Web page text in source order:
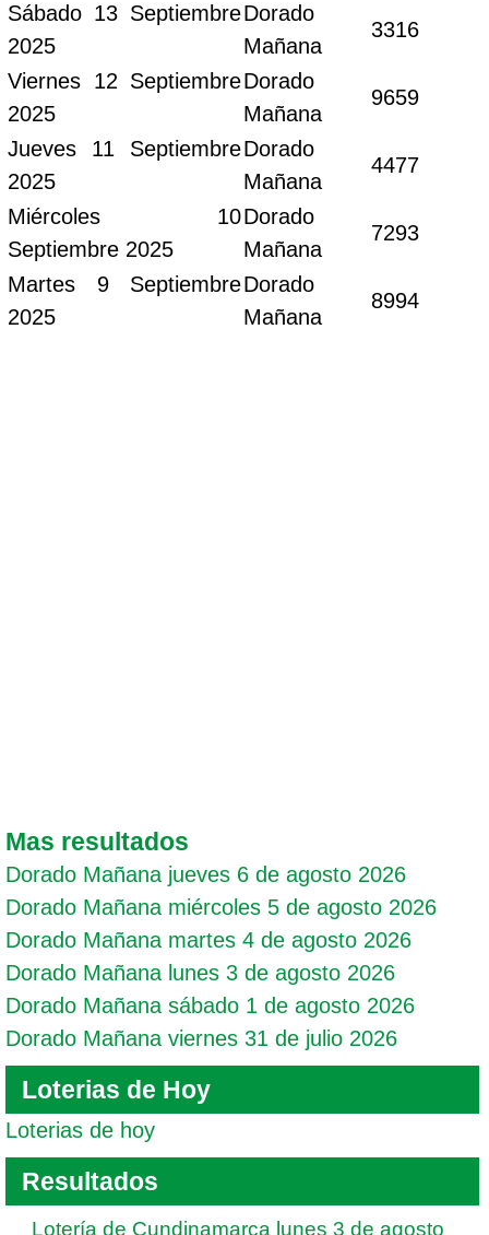
Sábado 13 Septiembre
2025
Dorado
Mañana
3316
Viernes 12 Septiembre
2025
Dorado
Mañana
9659
Jueves 11 Septiembre
2025
Dorado
Mañana
4477
Miércoles 10
Septiembre 2025
Dorado
Mañana
7293
Martes 9 Septiembre
2025
Dorado
Mañana
8994
Mas resultados
Dorado Mañana jueves 6 de agosto 2026
Dorado Mañana miércoles 5 de agosto 2026
Dorado Mañana martes 4 de agosto 2026
Dorado Mañana lunes 3 de agosto 2026
Dorado Mañana sábado 1 de agosto 2026
Dorado Mañana viernes 31 de julio 2026
Loterias de Hoy
Loterias de hoy
Resultados
Lotería de Cundinamarca lunes 3 de agosto